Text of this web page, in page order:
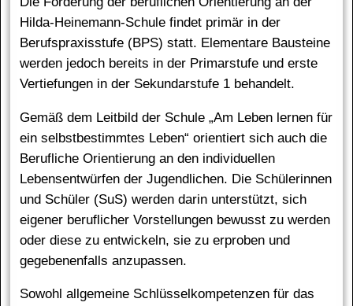
Hilda-Heinemann-Schule findet primär in der
Berufspraxisstufe (BPS) statt. Elementare Bausteine
werden jedoch bereits in der Primarstufe und erste
Vertiefungen in der Sekundarstufe 1 behandelt.
Gemäß dem Leitbild der Schule „Am Leben lernen für
ein selbstbestimmtes Leben“ orientiert sich auch die
Berufliche Orientierung an den individuellen
Lebensentwürfen der Jugendlichen. Die Schülerinnen
und Schüler (SuS) werden darin unterstützt, sich
eigener beruflicher Vorstellungen bewusst zu werden
oder diese zu entwickeln, sie zu erproben und
gegebenenfalls anzupassen.
Sowohl allgemeine Schlüsselkompetenzen für das